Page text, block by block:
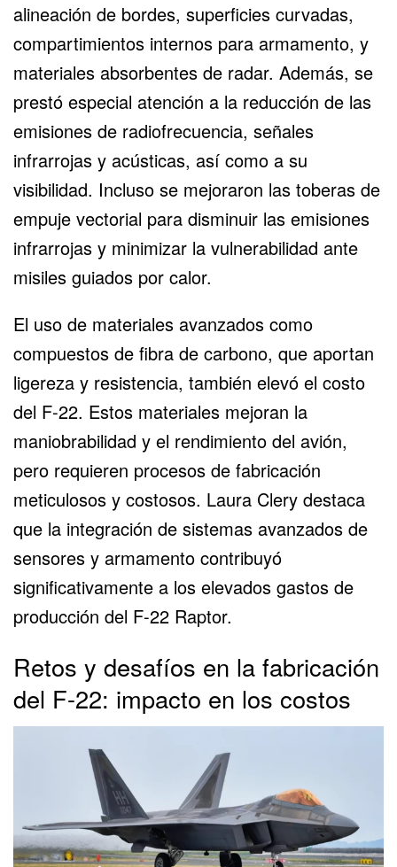
alineación de bordes, superficies curvadas,
compartimientos internos para armamento, y
materiales absorbentes de radar. Además, se
prestó especial atención a la reducción de las
emisiones de radiofrecuencia, señales
infrarrojas y acústicas, así como a su
visibilidad. Incluso se mejoraron las toberas de
empuje vectorial para disminuir las emisiones
infrarrojas y minimizar la vulnerabilidad ante
misiles guiados por calor.
El uso de materiales avanzados como
compuestos de fibra de carbono, que aportan
ligereza y resistencia, también elevó el costo
del F-22. Estos materiales mejoran la
maniobrabilidad y el rendimiento del avión,
pero requieren procesos de fabricación
meticulosos y costosos. Laura Clery destaca
que la integración de sistemas avanzados de
sensores y armamento contribuyó
significativamente a los elevados gastos de
producción del F-22 Raptor.
Retos y desafíos en la fabricación
del F-22: impacto en los costos